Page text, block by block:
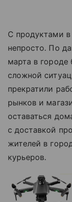
С продуктами в
непросто. По
марта в городе
сложной
прекратили
рынков и
оставаться
с доставкой
жителей в
курьеров.